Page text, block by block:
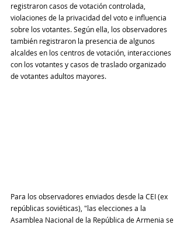
registraron casos de votación controlada,
violaciones de la privacidad del voto e influencia
sobre los votantes. Según ella, los observadores
también registraron la presencia de algunos
alcaldes en los centros de votación, interacciones
con los votantes y casos de traslado organizado
de votantes adultos mayores.
Para los observadores enviados desde la CEI (ex
repúblicas soviéticas), "las elecciones a la
Asamblea Nacional de la República de Armenia se